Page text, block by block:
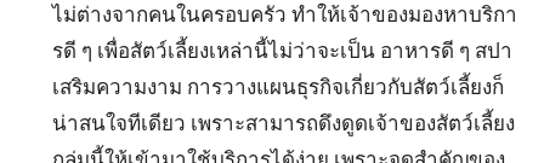
ไม่ต่างจากคนในครอบครัว ทำให้เจ้าของมองหาบริกา
รดี ๆ เพื่อสัตว์เลี้ยงเหล่านี้ไม่ว่าจะเป็น อาหารดี ๆ สปา
เสริมความงาม การวางแผนธุรกิจเกี่ยวกับสัตว์เลี้ยงก็
น่าสนใจทีเดียว เพราะสามารถดึงดูดเจ้าของสัตว์เลี้ยง